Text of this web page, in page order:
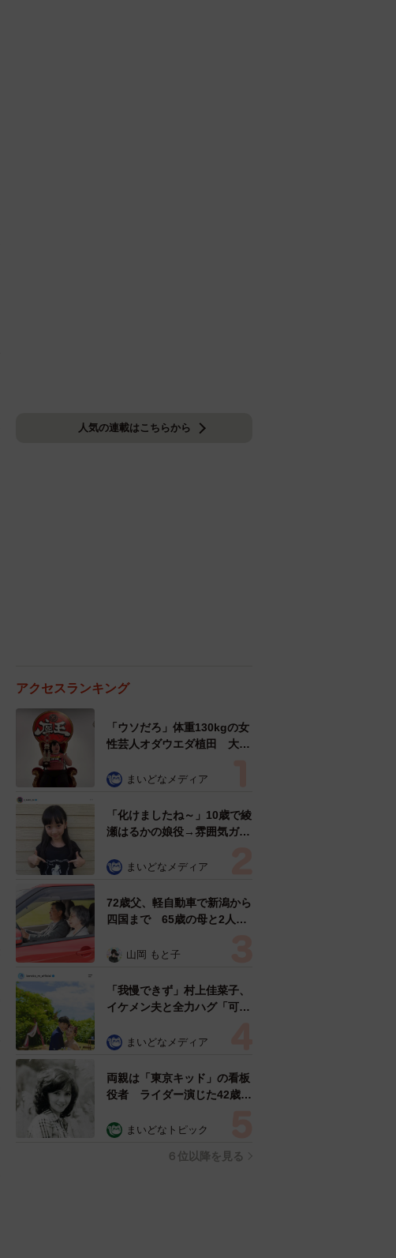
人気の連載はこちらから
アクセスランキング
「ウソだろ」体重130kgの女
性芸人オダウエダ植田 大学
で」 まいどなメディア
「化けましたね～」10歳で綾
瀬はるかの娘役→雰囲気ガラ
雰囲気が」「宝塚に入れそ
まいどなメディア
72歳父、軽自動車で新潟から
四国まで 65歳の母と2人で
憩まで分刻み… 「大学生で
山岡 もと子
「我慢できず」村上佳菜子、
イケメン夫と全力ハグ「可愛
まいどなメディア
両親は「東京キッド」の看板
役者 ライダー演じた42歳元
ングフォト」計画を明言
まいどなトピック
６位以降を見る